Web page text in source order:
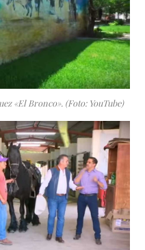
«El Bronco». (Foto: YouTube)